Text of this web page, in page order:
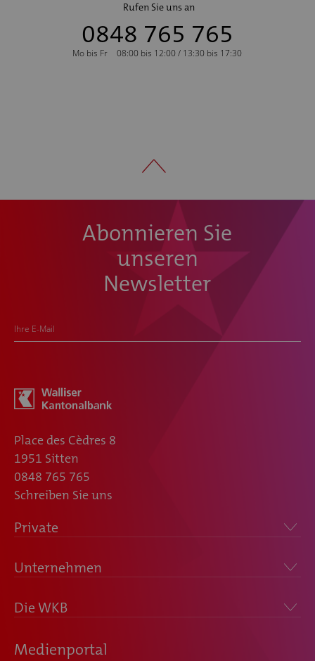
Rufen Sie uns an
0848 765 765
Mo bis Fr 08:00 bis 12:00 / 13:30 bis 17:30
Abonnieren Sie
unseren
Newsletter
Ihre E-Mail
Place des Cèdres 8
1951 Sitten
0848 765 765
Schreiben Sie uns
Private
Unternehmen
Die WKB
Medienportal